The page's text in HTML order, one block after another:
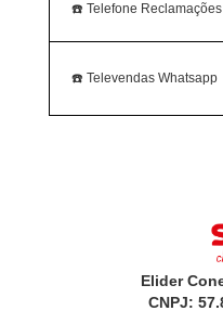
☎️ Telefone Reclamações
☎️ Televendas Whatsapp
Elider
CNPJ: